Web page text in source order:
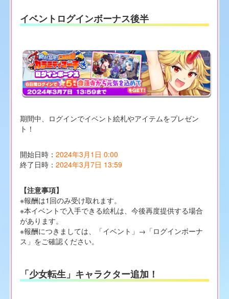
イベントログインボーナス後半
期間中、ログインでイベント絵札やアイテムをプレゼン
ト！
開始日時： 2024年3月1日 0:00
終了日時： 2024年3月7日 13:59
【注意事項】
※報酬は1回のみ受け取れます。
※本イベントで入手できる絵札は、今後再度提供する場合
があります。
※報酬につきましては、「イベント」→「ログインボーナ
ス」をご確認ください。
「少女転生」キャラクター追加！